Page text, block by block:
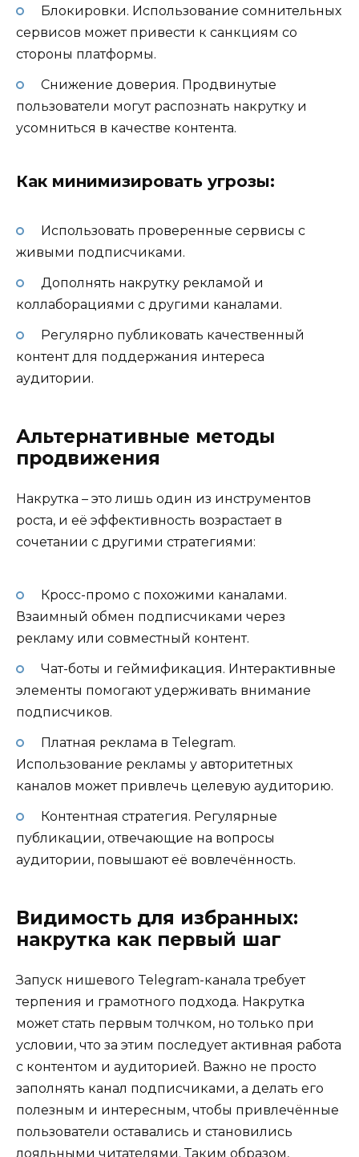
Блокировки. Использование сомнительных
сервисов может привести к санкциям со
стороны платформы.
Снижение доверия. Продвинутые
пользователи могут распознать накрутку и
усомниться в качестве контента.
Как минимизировать угрозы:
Использовать проверенные сервисы с
живыми подписчиками.
Дополнять накрутку рекламой и
коллаборациями с другими каналами.
Регулярно публиковать качественный
контент для поддержания интереса
аудитории.
Альтернативные методы
продвижения
Накрутка – это лишь один из инструментов
роста, и её эффективность возрастает в
сочетании с другими стратегиями:
Кросс-промо с похожими каналами.
Взаимный обмен подписчиками через
рекламу или совместный контент.
Чат-боты и геймификация. Интерактивные
элементы помогают удерживать внимание
подписчиков.
Платная реклама в Telegram.
Использование рекламы у авторитетных
каналов может привлечь целевую аудиторию.
Контентная стратегия. Регулярные
публикации, отвечающие на вопросы
аудитории, повышают её вовлечённость.
Видимость для избранных:
накрутка как первый шаг
Запуск нишевого Telegram-канала требует
терпения и грамотного подхода. Накрутка
может стать первым толчком, но только при
условии, что за этим последует активная работа
с контентом и аудиторией. Важно не просто
заполнять канал подписчиками, а делать его
полезным и интересным, чтобы привлечённые
пользователи оставались и становились
лояльными читателями. Таким образом,